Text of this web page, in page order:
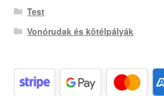
Test
Vonórudak és kötélpályák